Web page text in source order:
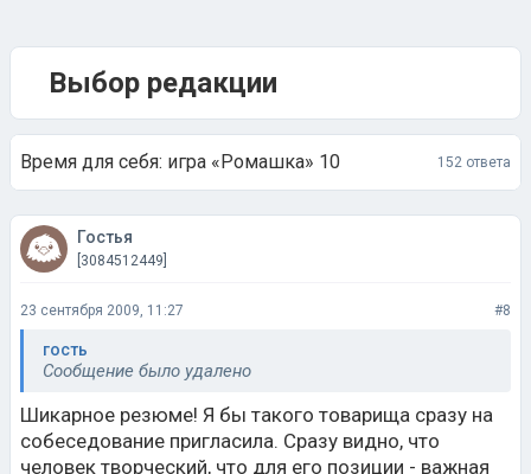
Выбор редакции
Время для себя: игра «Ромашка» 10 152 ответа
Гостья
[3084512449]
23 сентября 2009, 11:27 #8
гость
Сообщение было удалено
Шикарное резюме! Я бы такого товарища сразу на
собеседование пригласила. Сразу видно, что
человек творческий, что для его позиции - важная